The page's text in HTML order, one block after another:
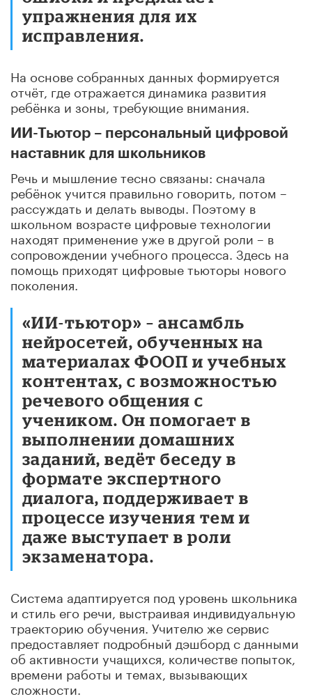
упражнения для их
исправления.
На основе собранных данных формируется
отчёт, где отражается динамика развития
ребёнка и зоны, требующие внимания.
ИИ-Тьютор – персональный цифровой
наставник для школьников
Речь и мышление тесно связаны: сначала
ребёнок учится правильно говорить, потом –
рассуждать и делать выводы. Поэтому в
школьном возрасте цифровые технологии
находят применение уже в другой роли – в
сопровождении учебного процесса. Здесь на
помощь приходят цифровые тьюторы нового
поколения.
«ИИ-тьютор» – ансамбль
нейросетей, обученных на
материалах ФООП и учебных
контентах, с возможностью
речевого общения с
учеником. Он помогает в
выполнении домашних
заданий, ведёт беседу в
формате экспертного
диалога, поддерживает в
процессе изучения тем и
даже выступает в роли
экзаменатора.
Система адаптируется под уровень школьника
и стиль его речи, выстраивая индивидуальную
траекторию обучения. Учителю же сервис
предоставляет подробный дэшборд с данными
об активности учащихся, количестве попыток,
времени работы и темах, вызывающих
сложности.